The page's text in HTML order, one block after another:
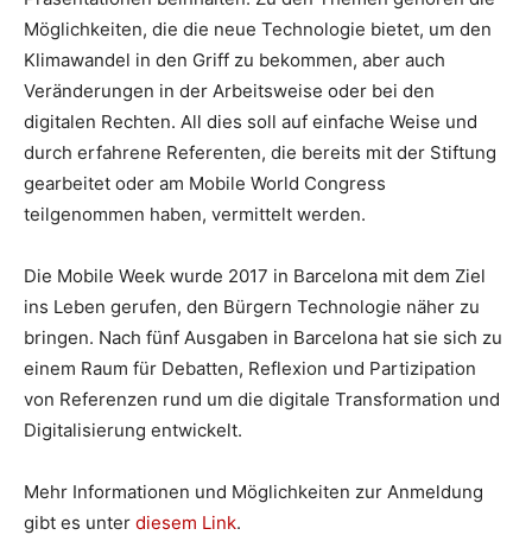
Möglichkeiten, die die neue Technologie bietet, um den
Klimawandel in den Griff zu bekommen, aber auch
Veränderungen in der Arbeitsweise oder bei den
digitalen Rechten. All dies soll auf einfache Weise und
durch erfahrene Referenten, die bereits mit der Stiftung
gearbeitet oder am Mobile World Congress
teilgenommen haben, vermittelt werden.
Die Mobile Week wurde 2017 in Barcelona mit dem Ziel
ins Leben gerufen, den Bürgern Technologie näher zu
bringen. Nach fünf Ausgaben in Barcelona hat sie sich zu
einem Raum für Debatten, Reflexion und Partizipation
von Referenzen rund um die digitale Transformation und
Digitalisierung entwickelt.
Mehr Informationen und Möglichkeiten zur Anmeldung
gibt es unter diesem Link.